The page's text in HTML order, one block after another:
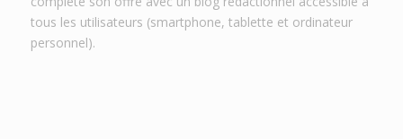
tous les utilisateurs (smartphone, tablette et ordinateur
personnel).